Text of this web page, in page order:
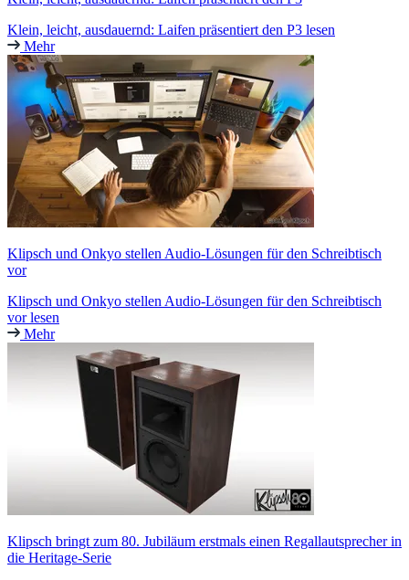
Klein, leicht, ausdauernd: Laifen präsentiert den P3 lesen
Mehr
Klipsch und Onkyo stellen Audio-Lösungen für den Schreibtisch
vor
Klipsch und Onkyo stellen Audio-Lösungen für den Schreibtisch
vor lesen
Mehr
Klipsch bringt zum 80. Jubiläum erstmals einen Regallautsprecher in
die Heritage-Serie